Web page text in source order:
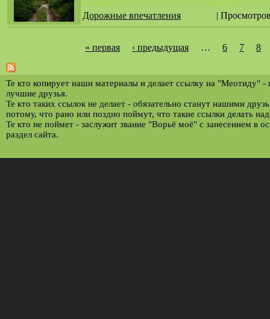
Дорожные впечатления |
т
р
а
н
и
« первая ‹ предыдущая … 6 7 8
Те кто копирует наши материалы и делает ссылку на "Меотиду" -
лучшие друзья.
Те кто таких ссылок не делает - обязательно станут нашими
потому, что рано или поздно поймут, что такие ссылки делать
Те кто не поймет - заслужит звание "Ворьё моё" с занесением в
раздел сайта.